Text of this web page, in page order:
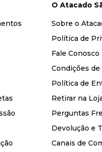
O Atacado
Sobre o
Política de
Fale Conosco
Condições
Política de
Retirar na
Perguntas
Devolução e
Canais de